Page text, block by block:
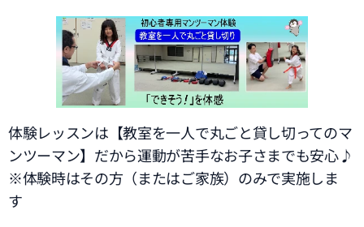
体験レッスンは【教室を一人で丸ごと貸し切ってのマ
ンツーマン】だから運動が苦手なお子さまでも安心♪
※体験時はその方（またはご家族）のみで実施しま
す